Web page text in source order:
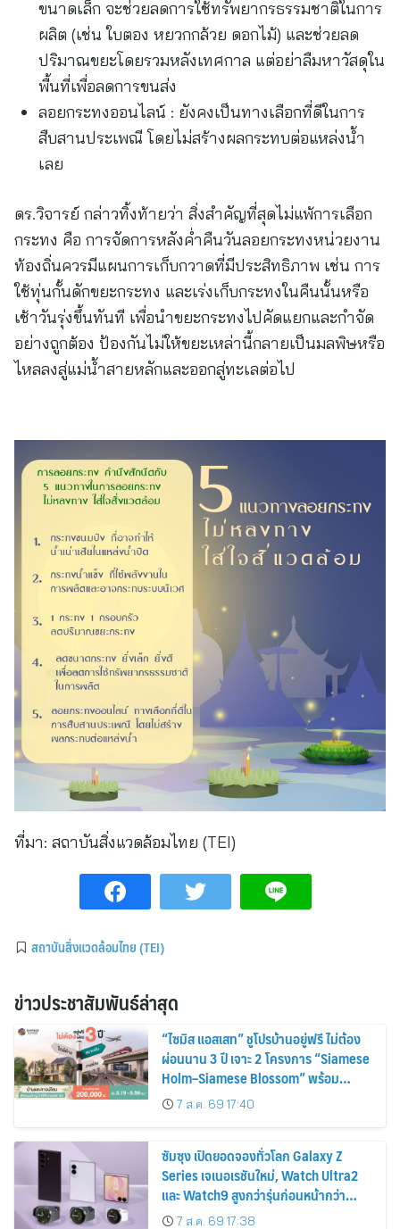
ขนาดเล็ก จะช่วยลดการใช้ทรัพยากรธรรมชาติในการ
ผลิต (เช่น ใบตอง หยวกกล้วย ดอกไม้) และช่วยลด
ปริมาณขยะโดยรวมหลังเทศกาล แต่อย่าลืมหาวัสดุใน
พื้นที่เพื่อลดการขนส่ง
ลอยกระทงออนไลน์ : ยังคงเป็นทางเลือกที่ดีในการ
สืบสานประเพณี โดยไม่สร้างผลกระทบต่อแหล่งน้ำ
เลย
ดร.วิจารย์ กล่าวทิ้งท้ายว่า สิ่งสำคัญที่สุดไม่แพ้การเลือก
กระทง คือ การจัดการหลังค่ำคืนวันลอยกระทงหน่วยงาน
ท้องถิ่นควรมีแผนการเก็บกวาดที่มีประสิทธิภาพ เช่น การ
ใช้ทุ่นกั้นดักขยะกระทง และเร่งเก็บกระทงในคืนนั้นหรือ
เช้าวันรุ่งขึ้นทันที เพื่อนำขยะกระทงไปคัดแยกและกำจัด
อย่างถูกต้อง ป้องกันไม่ให้ขยะเหล่านี้กลายเป็นมลพิษหรือ
ไหลลงสู่แม่น้ำสายหลักและออกสู่ทะเลต่อไป
ที่มา: สถาบันสิ่งแวดล้อมไทย (TEI)
สถาบันสิ่งแวดล้อมไทย (TEI)
ข่าวประชาสัมพันธ์ล่าสุด
“ไซมิส แอสเสท” ชูโปรบ้านอยู่ฟรี ไม่ต้อง
ผ่อนนาน 3 ปี เจาะ 2 โครงการ “Siamese
Holm–Siamese Blossom” พร้อม
ส่วนลดและสิทธิพิเศษถึง 31 สิงหาคม
2569
7 ส.ค. 69 17:40
ซัมซุง เปิดยอดจองทั่วโลก Galaxy Z
Series เจเนอเรชันใหม่, Watch Ultra2
และ Watch9 สูงกว่ารุ่นก่อนหน้ากว่า
30%7 ส.ค. 69 17:38